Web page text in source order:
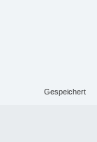
Gespeichert